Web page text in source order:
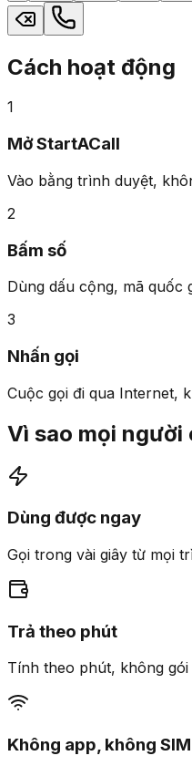
Cách hoạt động
1
Mở StartACall
Vào bằng trình duyệt,
2
Bấm số
Dùng dấu cộng, mã quốc
3
Nhấn gọi
Cuộc gọi đi qua Internet,
Vì sao mọi người
Dùng được ngay
Gọi trong vài giây từ mọi
Trả theo phút
Tính theo phút, không
Không app, không SIM